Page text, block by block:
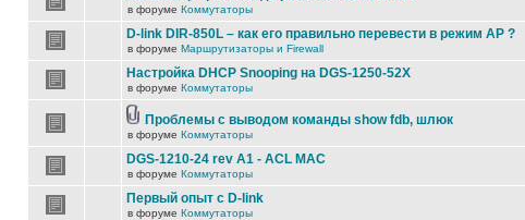
в форуме Коммутаторы
D-link DIR-850L – как его правильно перевести в режим AP ?
в форуме Маршрутизаторы и Firewall
Настройка DHCP Snooping на DGS-1250-52X
в форуме Коммутаторы
Проблемы с выводом команды show fdb, шлюк
в форуме Коммутаторы
DGS-1210-24 rev A1 - ACL MAC
в форуме Коммутаторы
Первый опыт с D-link
в форуме Коммутаторы